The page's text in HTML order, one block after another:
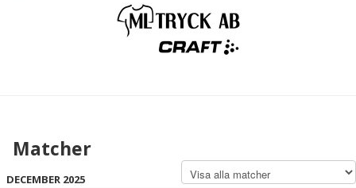
Matcher
DECEMBER 2025